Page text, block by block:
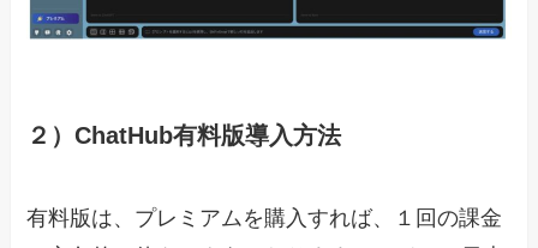
２）ChatHub有料版導入方法
有料版は、プレミアムを購入すれば、１回の課金